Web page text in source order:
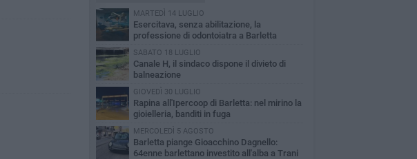
MARTEDÌ 14 LUGLIO
Esercitava, senza abilitazione, la
professione di odontoiatra a Barletta
SABATO 18 LUGLIO
Canale H, il sindaco dispone il divieto di
balneazione
GIOVEDÌ 30 LUGLIO
Rapina all'Ipercoop di Barletta: nel mirino la
gioielleria, banditi in fuga
MERCOLEDÌ 5 AGOSTO
Barletta piange Gioacchino Dagnello:
64enne barlettano investito all'alba a Trani